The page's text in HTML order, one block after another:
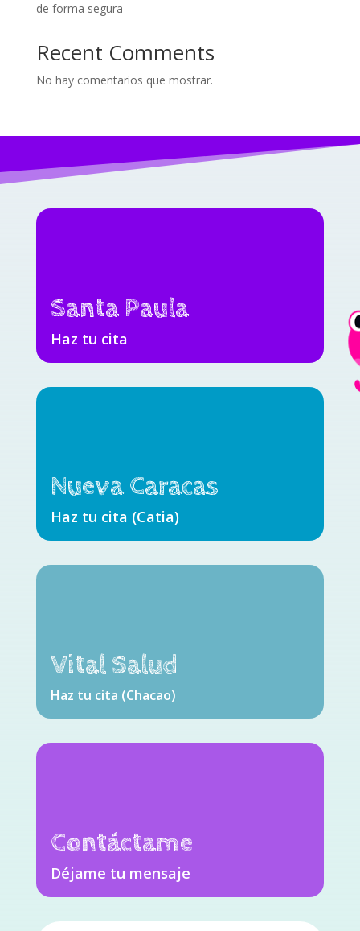
de forma segura
Recent Comments
No hay comentarios que mostrar.
Santa Paula
Haz tu cita
Nueva Caracas
Haz tu cita (Catia)
Vital Salud
Haz tu cita (Chacao)
Contáctame
Déjame tu mensaje